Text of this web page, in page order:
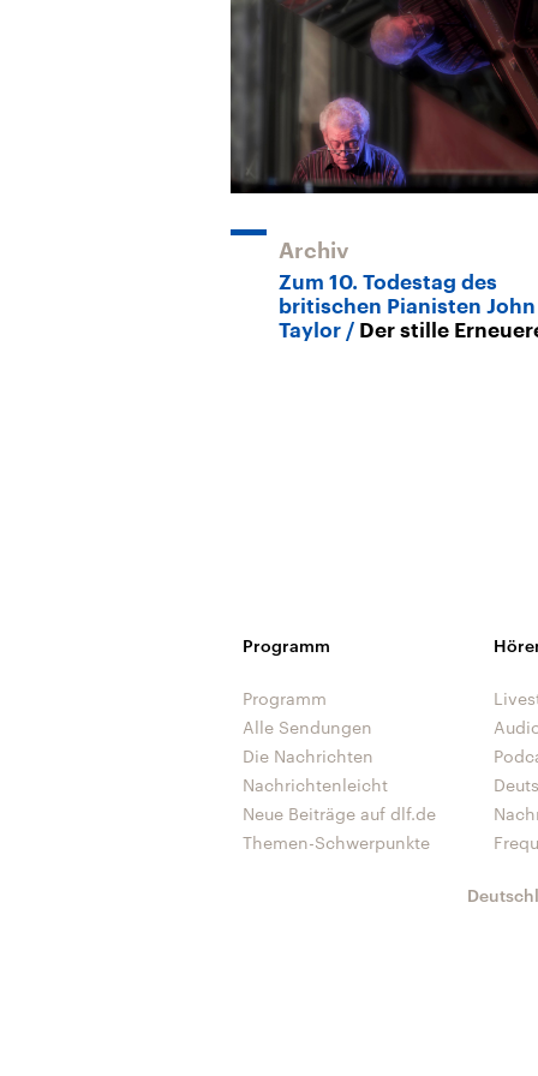
Archiv
Zum 10. Todestag des
britischen Pianisten John
Taylor
Der stille
Programm
Programm
Alle Sendungen
Die Nachrichten
Nachrichtenleicht
Neue Beiträge auf dlf.de
Themen-Schwerpunkte